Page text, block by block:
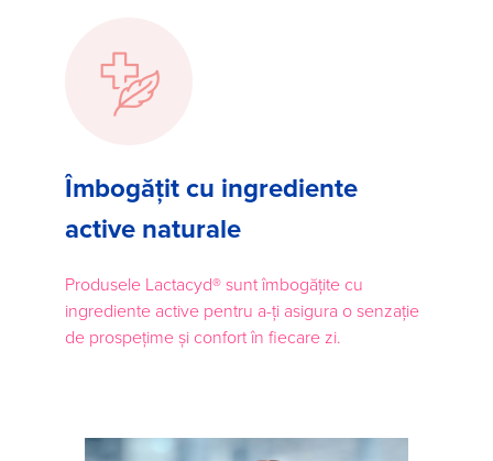
Îmbogățit cu ingrediente
active naturale
Produsele Lactacyd® sunt îmbogățite cu
ingrediente active pentru a-ți asigura o senzație
de prospețime și confort în fiecare zi.